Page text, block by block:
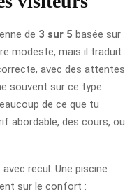
de 3 sur 5 basée sur
modeste, mais il traduit
avec des attentes
souvent sur ce type
de ce que tu
abordable, des cours, ou
recul. Une piscine
sur le confort :